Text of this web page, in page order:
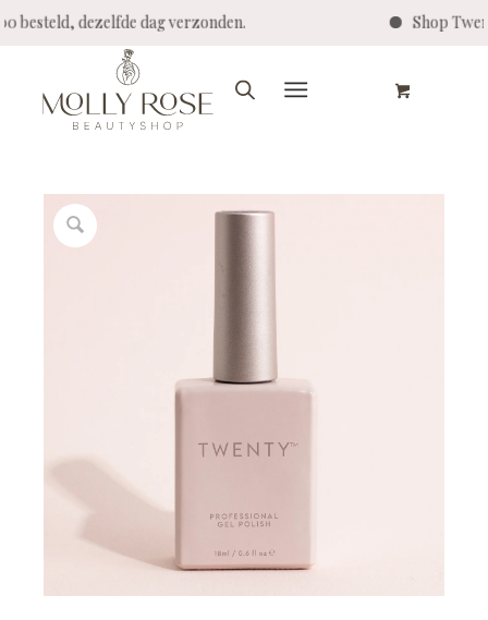
besteld, dezelfde dag verzonden. Shop